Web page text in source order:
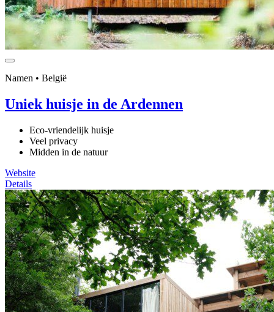
Namen • België
Uniek huisje in de Ardennen
Eco-vriendelijk huisje
Veel privacy
Midden in de natuur
Website
Details